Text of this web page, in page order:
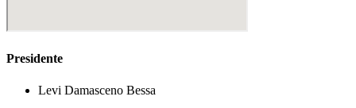
Presidente
Levi Damasceno Bessa